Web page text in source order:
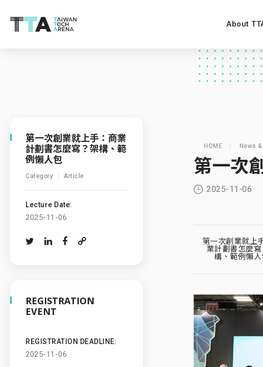
About
第一次創業就上手：商業
計劃書怎麼寫？架構、範
例懶人包
Category Article
Lecture Date:
2025-11-06
REGISTRATION
EVENT
REGISTRATION DEADLINE:
2025-11-06
HOME News
第一次
2025-11-06
第一次創業就上
業計劃書怎麼寫
構、範例懶人